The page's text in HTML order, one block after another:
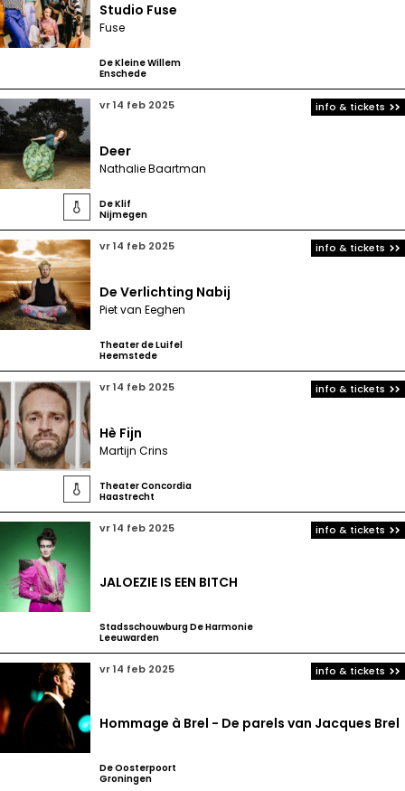
Studio Fuse
Fuse
De Kleine Willem
Enschede

vr 14 feb 2025
Deer
Nathalie Baartman
De Klif
Nijmegen
info & tickets
vr 14 feb 2025
De Verlichting Nabij
Piet van Eeghen
Theater de Luifel
Heemstede
info & tickets

vr 14 feb 2025
Hè Fijn
Martijn Crins
Theater Concordia
Haastrecht
info & tickets
vr 14 feb 2025
JALOEZIE IS EEN BITCH
Stadsschouwburg De Harmonie
Leeuwarden
info & tickets
vr 14 feb 2025
Hommage à Brel - De parels van Jacques Brel
De Oosterpoort
Groningen
info & tickets